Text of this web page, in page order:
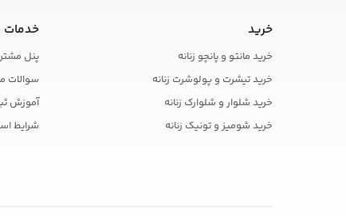
خرید
خرید مانتو و پانچو زنانه
خرید تیشرت و پولوشرت زنانه
خرید شلوار و شلوارک زنانه
خرید شومیز و تونیک زنانه
خدمات
پنل
سوالات
آموزش
شرایط